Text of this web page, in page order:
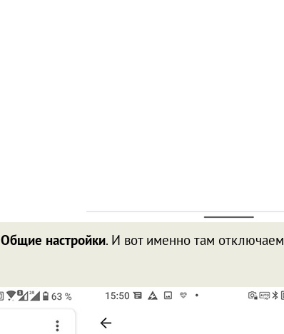
Общие настройки. И вот именно там отключаем